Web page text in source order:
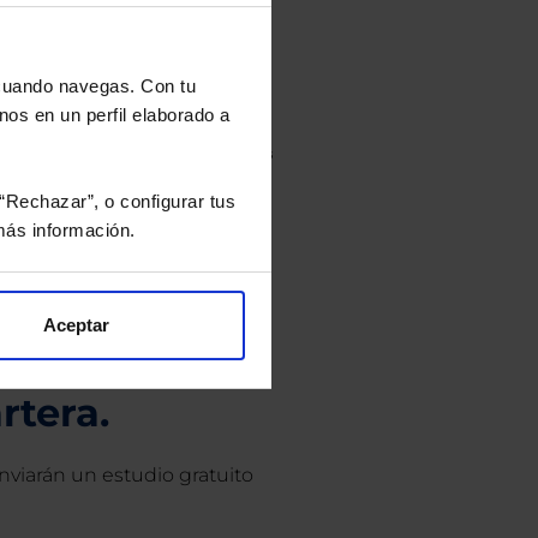
navegas. Con tu
en un perfil elaborado a
o configurar tus
información.
Aceptar
la inversión está sujeto a
futuras. Toda inversión implica riesgo.
Inversión, así como la Sociedad
y el documento de datos fundamentales
de Valor Liquidativo de la sesión
en la divisa Euro.
un estudio gratuito